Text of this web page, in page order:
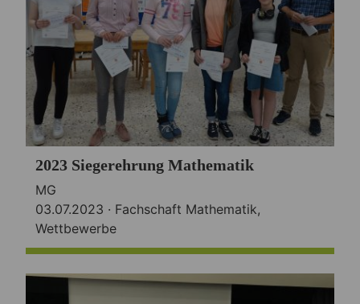
2023 Siegerehrung Mathematik
MG
03.07.2023 · Fachschaft Mathematik,
Wettbewerbe